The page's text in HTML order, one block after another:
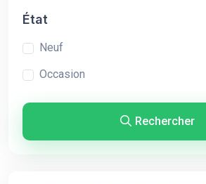
État
Neuf
Occasion
Rechercher